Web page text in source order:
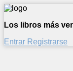
Los libros más
Entrar Registrarse